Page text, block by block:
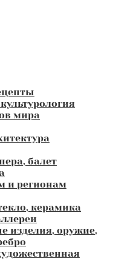
мира
балет
и регионам
керамика
изделия, оружие,